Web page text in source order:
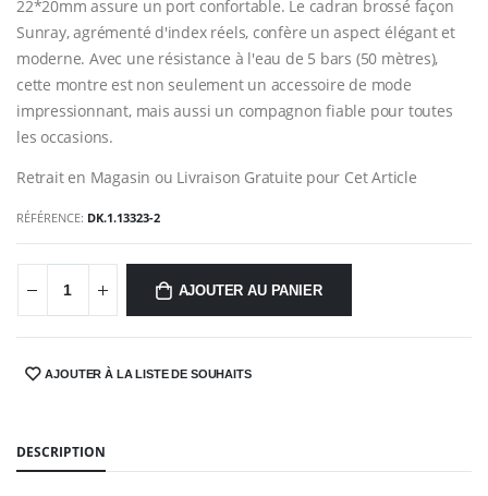
22*20mm assure un port confortable. Le cadran brossé façon
Sunray, agrémenté d'index réels, confère un aspect élégant et
moderne. Avec une résistance à l'eau de 5 bars (50 mètres),
cette montre est non seulement un accessoire de mode
impressionnant, mais aussi un compagnon fiable pour toutes
les occasions.
Retrait en Magasin ou Livraison Gratuite pour Cet Article
RÉFÉRENCE: DK.1.13323-2
AJOUTER AU PANIER
SHARE:AJOUTER À LA LISTE DE SOUHAITS
DESCRIPTION